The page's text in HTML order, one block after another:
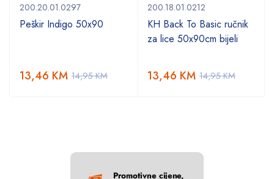
200.20.01.0297
Peškir Indigo 50x90
14,95KM
13,46 KM
200.18.01.0212
KH Back To Basic ručnik
za lice 50x90cm bijeli
14,95KM
13,46 KM